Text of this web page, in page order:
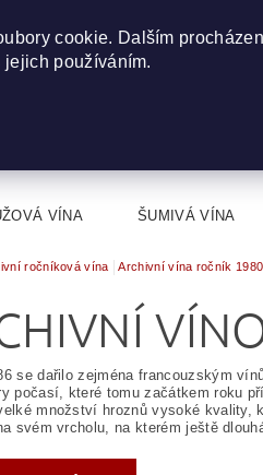
VÍNA ŠUMIVÁ VÍNA
ročníková vína Archivní vína ročník
se dařilo zejména francouzským
počasí, které tomu začátkem roku
množství hroznů vysoké
svém vrcholu, na kterém ještě
cookie. Dalším
používáním.